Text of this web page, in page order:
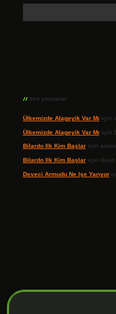
Son yorumlar
Ülkemizde Alageyik Var Mı için
Ülkemizde Alageyik Var Mı için
Bilardo Ilk Kim Başlariçin
Bilardo Ilk Kim Başlariçin Uçan
Deveci Armudu Ne Işe Yarıyor